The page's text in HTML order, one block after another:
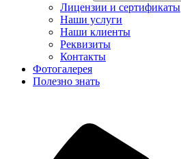
Лицензии и сертификаты
Наши услуги
Наши клиенты
Реквизиты
Контакты
Фотогалерея
Полезно знать